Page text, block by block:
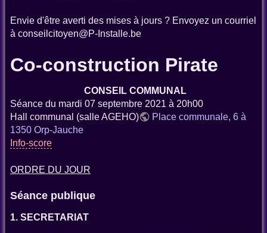
Envie d'être averti des mises à jours ? Envoyez un courriel
à conseilcitoyen@P-Installe.be
Co-construction Pirate
CONSEIL COMMUNAL
Séance du mardi 07 septembre 2021 à 20h00
Hall communal (salle AGEHO)
Place communale, 6 à
1350 Orp-Jauche
Info-score
ORDRE DU JOUR
Séance publique
1. SECRETARIAT